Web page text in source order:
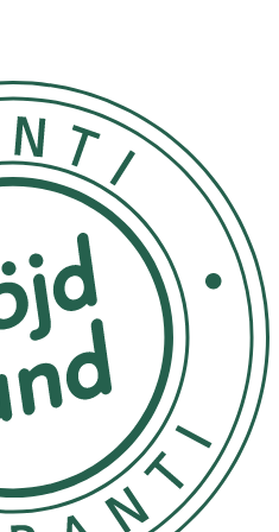
hämmar också tillväxten
motverkar plack. Detta
anvisningarna på
efter varje måltid,
inte tandkrämen.
Whitening Kit eller
resultat.
upplever smärta eller ökad
och skadar varken